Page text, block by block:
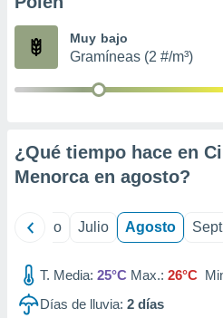
publicidad
1199
Muy bajo
Gramíneas (2 #/m³)
¿Qué tiempo hace en
Menorca en agosto?
Junio Julio Agosto
T. Media: 25°C Max.: 26°C
Días de lluvia: 2 días